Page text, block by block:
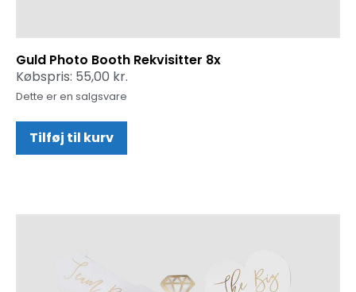
Guld Photo Booth Rekvisitter 8x
Købspris: 55,00 kr.
Dette er en salgsvare
Tilføj til kurv